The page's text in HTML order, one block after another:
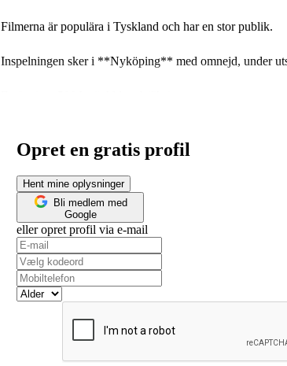
Filmerna är populära i Tyskland och har en stor publik.
Inspelningen sker i **Nyköping** med omnejd, under
Kategori: Statister
Alder: 18 - 70 år
Publiceret: 10/6
Løn: 500 kr
Opret en gratis profil
Hent mine oplysninger
Bli medlem med
Google
eller opret profil via e-mail